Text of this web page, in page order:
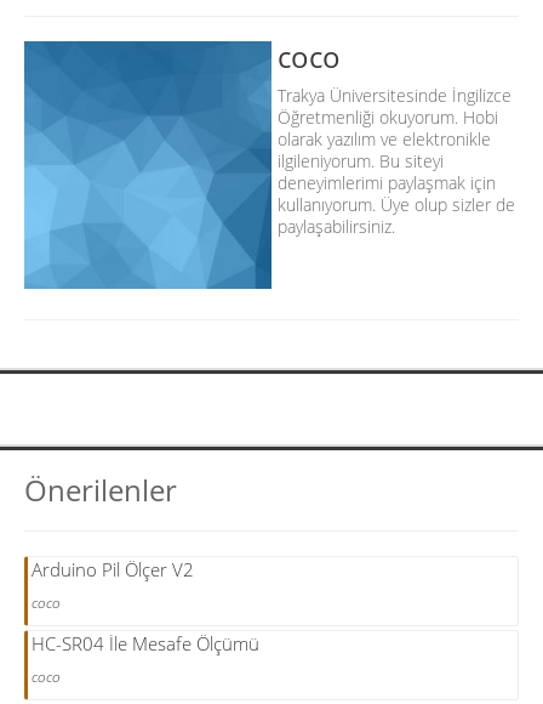
coco
Trakya Üniversitesinde İngilizce
Öğretmenliği okuyorum. Hobi
olarak yazılım ve elektronikle
ilgileniyorum. Bu siteyi
deneyimlerimi paylaşmak için
kullanıyorum. Üye olup sizler de
paylaşabilirsiniz.
Önerilenler
Arduino Pil Ölçer V2
coco
HC-SR04 İle Mesafe Ölçümü
coco